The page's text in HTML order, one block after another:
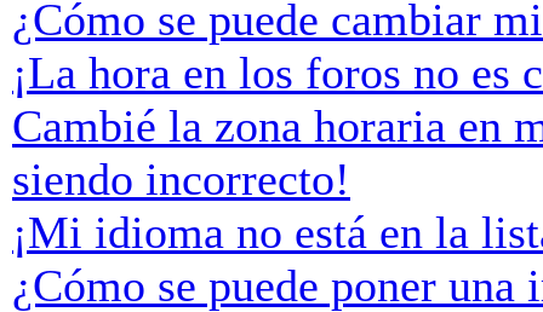
¿Cómo se puede cambiar
¡La hora en los foros no es
Cambié la zona horaria en
siendo incorrecto!
¡Mi idioma no está en la
¿Cómo se puede poner